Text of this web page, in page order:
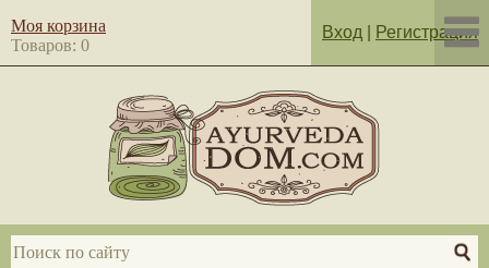
Моя корзина
Товаров: 0
Вход Регистрация